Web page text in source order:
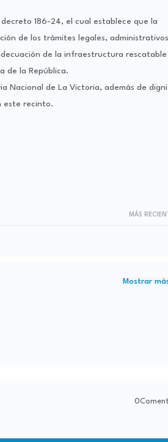
186-24, el cual establece que la
de los trámites legales,
de la infraestructura rescatable
de la República.
Nacional de La Victoria, además de
este recinto.
MÁS
Mostrar